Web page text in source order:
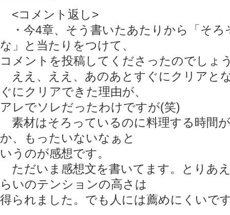
<コメント返し>
・今4章、そう書いたあたりから「そろ
な」と当たりをつけて、
コメントを投稿してくださったのでしょ
ええ、ええ、あのあとすぐにクリアと
ぐにクリアできた理由が、
アレでソレだったわけですが(笑)
素材はそろっているのに料理する時間
か、もったいないなぁと
いうのが感想です。
ただいま感想文を書いてます。とりあ
らいのテンションの高さは
得られました。でも人には薦めにくいで